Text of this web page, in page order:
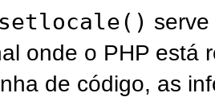
setlocale()
onde o PHP está
de código, as